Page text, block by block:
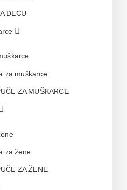
DECU
za muškarce
ZA MUŠKARCE
za žene
ZA ŽENE